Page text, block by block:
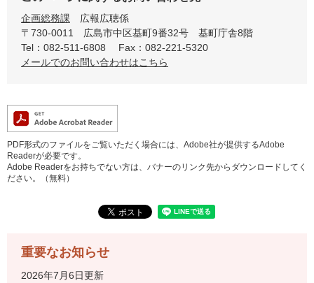
企画総務課
広報広聴係
〒730-0011
広島市中区基町9番32号 基町庁舎8階
Tel：082-511-6808
Fax：082-221-5320
メールでのお問い合わせはこちら
PDF形式のファイルをご覧いただく場合には、Adobe社が提供するAdobe
Readerが必要です。
Adobe Readerをお持ちでない方は、バナーのリンク先からダウンロードしてく
ださい。（無料）
重要なお知らせ
2026年7月6日更新